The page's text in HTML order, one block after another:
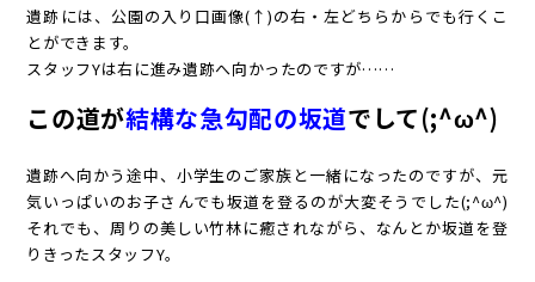
遺跡には、公園の入り口画像(↑)の右・左どちらからでも行くこ
とができます。
スタッフYは右に進み遺跡へ向かったのですが……
この道が結構な急勾配の坂道でして(;^ω^)
遺跡へ向かう途中、小学生のご家族と一緒になったのですが、元
気いっぱいのお子さんでも坂道を登るのが大変そうでした(;^ω^)
それでも、周りの美しい竹林に癒されながら、なんとか坂道を登
りきったスタッフY。